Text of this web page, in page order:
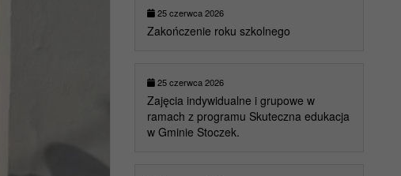
25 czerwca 2026
Zakończenie roku szkolnego
25 czerwca 2026
Zajęcia indywidualne i grupowe w
ramach z programu Skuteczna edukacja
w Gminie Stoczek.